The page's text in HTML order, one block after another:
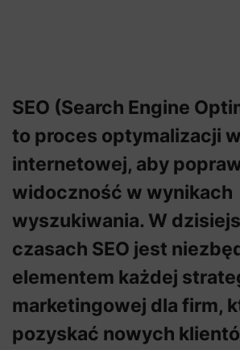
SEO (Search Engine
to proces optymalizacji
internetowej, aby
widoczność w wynikach
wyszukiwania. W
czasach SEO jest
elementem każdej
marketingowej dla firm,
pozyskać nowych